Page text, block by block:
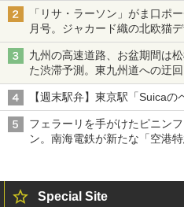
「リサ・ラーソン」がま口ポ
月号。ジャカード織の北欧猫
九州の高速道路、お盆期間は
た渋滞予測。東九州道への迂
【週末駅弁】東京駅「Suicaの
フェラーリを手がけたピニン
ン。南海電鉄が新たな「空港
Special Site